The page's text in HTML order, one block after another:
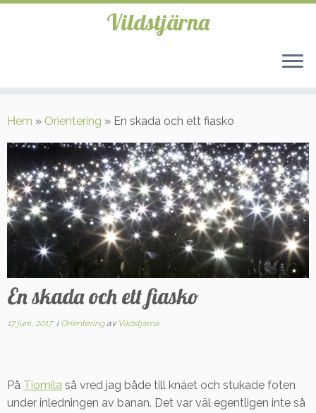
till
Vildstjärna
Hem » Orientering » En skada och ett fiasko
En skada och ett fiasko
17 juni, 2017i Orienteringav Vildstjarna
På Tiomila så vred jag både till knäet och stukade foten
under inledningen av banan. Det var väl egentligen inte så